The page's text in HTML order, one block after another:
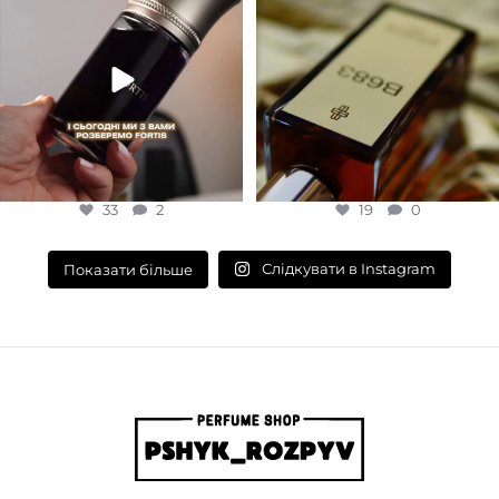
33 2
33 2
19
19 0
Показати більше Слідкувати в Instagram